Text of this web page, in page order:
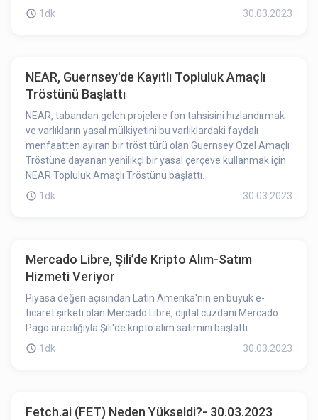
ticareti lisansı verebileceğini söyledi.
1dk 30.03.2023
NEAR, Guernsey'de Kayıtlı Topluluk Amaçlı
Tröstünü Başlattı
NEAR, tabandan gelen projelere fon tahsisini hızlandırmak
ve varlıkların yasal mülkiyetini bu varlıklardaki faydalı
menfaatten ayıran bir tröst türü olan Guernsey Özel Amaçlı
Tröstüne dayanan yenilikçi bir yasal çerçeve kullanmak için
NEAR Topluluk Amaçlı Tröstünü başlattı.
1dk
30.03.2023
Mercado Libre, Şili’de Kripto Alım-Satım
Hizmeti Veriyor
Piyasa değeri açısından Latin Amerika'nın en büyük e-
ticaret şirketi olan Mercado Libre, dijital cüzdanı Mercado
Pago aracılığıyla Şili'de kripto alım satımını başlattı
1dk
30.03.2023
Fetch.ai (FET) Neden Yükseldi?- 30.03.2023